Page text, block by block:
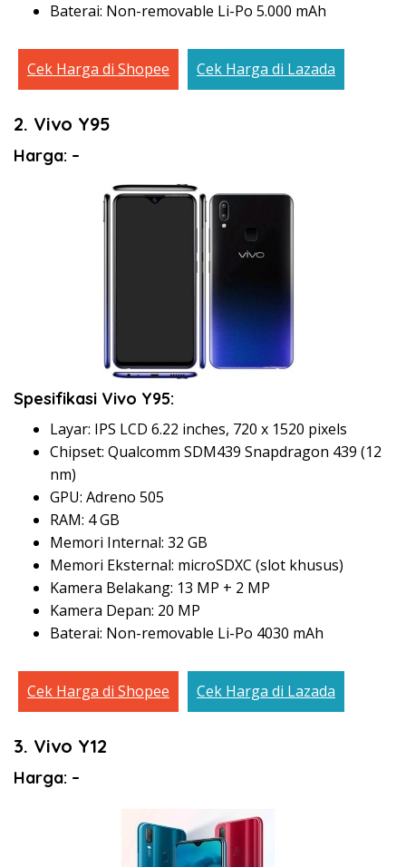
Baterai: Non-removable Li-Po 5.000 mAh
Cek Harga di Shopee Cek Harga di Lazada
2. Vivo Y95
Harga: –
Spesifikasi Vivo Y95:
Layar: IPS LCD 6.22 inches, 720 x 1520 pixels
Chipset: Qualcomm SDM439 Snapdragon 439 (12
nm)
GPU: Adreno 505
RAM: 4 GB
Memori Internal: 32 GB
Memori Eksternal: microSDXC (slot khusus)
Kamera Belakang: 13 MP + 2 MP
Kamera Depan: 20 MP
Baterai: Non-removable Li-Po 4030 mAh
Cek Harga di Shopee Cek Harga di Lazada
3. Vivo Y12
Harga: –